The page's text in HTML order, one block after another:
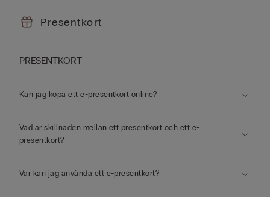
Presentkort
PRESENTKORT
Kan jag köpa ett e-presentkort online?
Vad är skillnaden mellan ett presentkort och ett e-
presentkort?
Var kan jag använda ett e-presentkort?